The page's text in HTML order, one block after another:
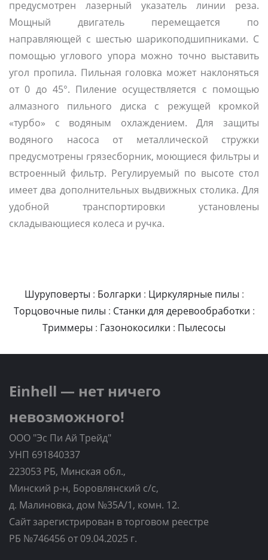
предусмотрен лазерный указатель линии реза.
Мощный двигатель перемещается по
направляющей с шестью шарикоподшипниками. С
помощью углового упора можно точно выставить
угол пропила. Пильная головка может наклоняться
от 0 до 45°. Пиление осуществляется с помощью
алмазного пильного диска с режущей кромкой
«турбо» с водяным охлаждением. Для защиты
водяного насоса от металлической стружки
предусмотрены грязесборник, моющиеся фильтры и
встроенный фильтр. Регулируемый по высоте стол
имеет два дополнительных выдвижных столика. Для
удобной транспортировки установлены
складывающиеся колеса и ручка.
Шуруповерты : Болгарки : Циркулярные пилы :
Торцовочные пилы : Станки для деревообработки :
Триммеры : Газонокосилки : Пылесосы
Einhell — нет ничего
невозможного!
ООО "Эс Пи Ай Трейд"
УНП 691840337
223053 РБ, Минская обл.,
Минский р-н, Боровлянский с/с,
д. Малиновка, дом №35A/1, комн. 12.
Сайт зарегистрирован в торговом реестре
РБ №746456 от 09.04.2025 г.